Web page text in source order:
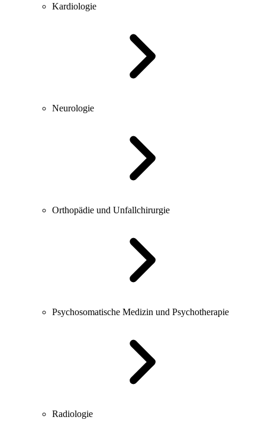
Kardiologie
Neurologie
Orthopädie und Unfallchirurgie
Psychosomatische Medizin und Psychotherapie
Radiologie